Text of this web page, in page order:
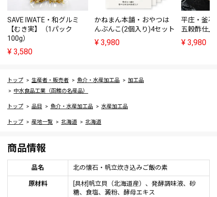
SAVE IWATE・和グルミ
【むき実】（1パック
100g）
¥ 3,580
かねまん本舗・おやつは
んぶんこ(2個入り)4セット
¥ 3,980
平庄・釜
五穀酢仕
¥ 3,980
トップ 生産者・販売者 魚介・水産加工品
加工品
中水食品工業（函館の名産品）
トップ 品目 魚介・水産加工品 水産加工品
トップ 産地一覧 北海道 北海道
商品情報
品名 北の懐石・帆立炊き込みご飯の素
原材料
[具材]帆立貝（北海道産）、発酵調味液、砂
糖、食塩、澱粉、酵母エキス